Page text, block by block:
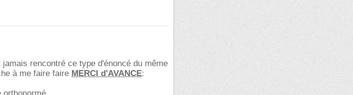
rencontré ce type d'énoncé du même
à me faire faire MERCI d'AVANCE: